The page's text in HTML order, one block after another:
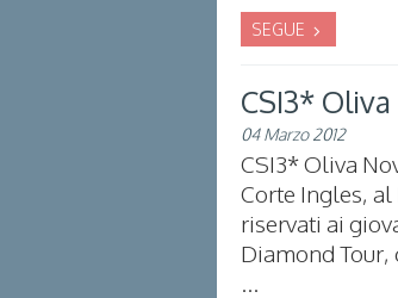
SEGUE
CSI3*
04 Marzo 2012
CSI3* Oliva
Corte Ingles,
riservati ai
Diamond
...